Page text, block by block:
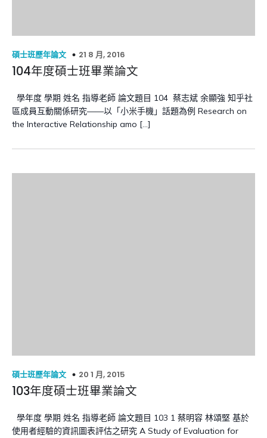
碩士班歷年論文 21 8 月, 2016
104年度碩士班畢業論文
學年度 學期 姓名 指導老師 論文題目 104 蔡志斌 余顯強 知乎社
區成員互動關係研究——以「小米手機」話題為例 Research on
the Interactive Relationship amo […]
碩士班歷年論文 20 1 月, 2015
103年度碩士班畢業論文
學年度 學期 姓名 指導老師 論文題目 103 1 蔡明容 林頌堅 基於
使用者經驗的資訊圖表評估之研究 A Study of Evaluation for